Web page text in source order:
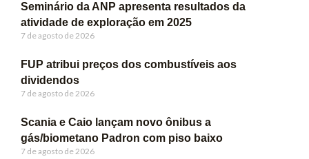
Seminário da ANP apresenta resultados da
atividade de exploração em 2025
7 de agosto de 2026
FUP atribui preços dos combustíveis aos
dividendos
7 de agosto de 2026
Scania e Caio lançam novo ônibus a
gás/biometano Padron com piso baixo
7 de agosto de 2026